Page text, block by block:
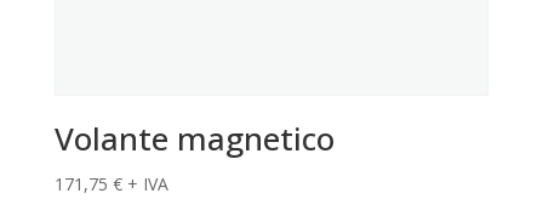
Volante magnetico
171,75 € + IVA